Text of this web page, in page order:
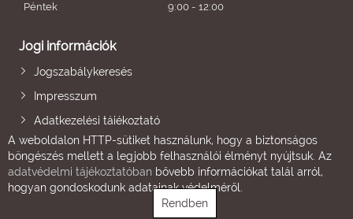
Péntek
9:00 - 12:00
Jogi információk
Jogszabálykeresés
Impresszum
Adatkezelési tájékoztató
A weboldalon HTTP-sütiket használunk, hogy a biztonságos
böngészés mellett a legjobb felhasználói élményt nyújtsuk. Az
adatvédelmi tájékoztatóban bővebb információkat talál arról,
hogyan gondoskodunk adatainak védelméről.
Rendben